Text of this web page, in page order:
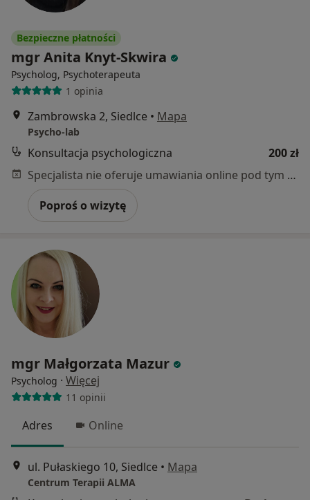
Bezpieczne płatności
mgr Anita Knyt-Skwira
Psycholog, Psychoterapeuta
1 opinia
Zambrowska 2, Siedlce • Mapa
Psycho-lab
Konsultacja psychologiczna
200 zł
Specjalista nie oferuje umawiania online pod tym adresem.
Poproś o wizytę
mgr Małgorzata Mazur
Psycholog · Więcej
11 opinii
Adres Online
ul. Pułaskiego 10, Siedlce • Mapa
Centrum Terapii ALMA